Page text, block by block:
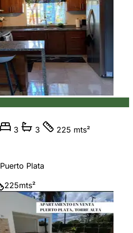
3 3
225 mts²
Puerto Plata
225mts²